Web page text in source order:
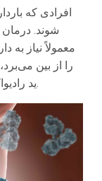
افرادی که
شوند. درمان
معمولاً نیاز به
را از بین
ید رادیواکتیو قبل از تلاش برای باردار شدن صبر کند.